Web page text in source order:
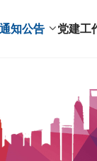
通知公告 党建工